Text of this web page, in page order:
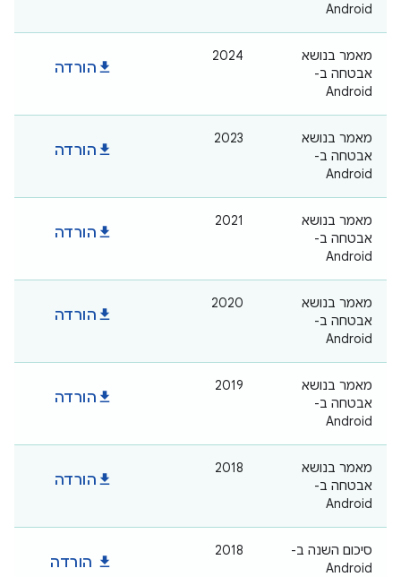
Android
מאמר בנושא
אבטחה ב-
Android
2024
download הורדה
מאמר בנושא
אבטחה ב-
Android
2023
download הורדה
מאמר בנושא
אבטחה ב-
Android
2021
download הורדה
מאמר בנושא
אבטחה ב-
Android
2020
download הורדה
מאמר בנושא
אבטחה ב-
Android
2019
download הורדה
מאמר בנושא
אבטחה ב-
Android
2018
download הורדה
סיכום השנה ב-
Android
2018
download הורדה